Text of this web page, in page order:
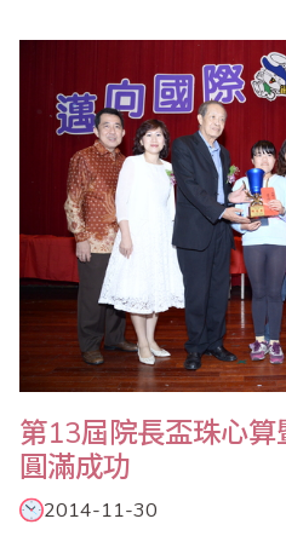
輝、社會局長張乃千、教育局科長
員、校長的參加，他表示嘉賓的蒞
感謝國立高雄師範大學吳連賞校長
第13屆院長盃珠心
圓滿成功
2014-11-30